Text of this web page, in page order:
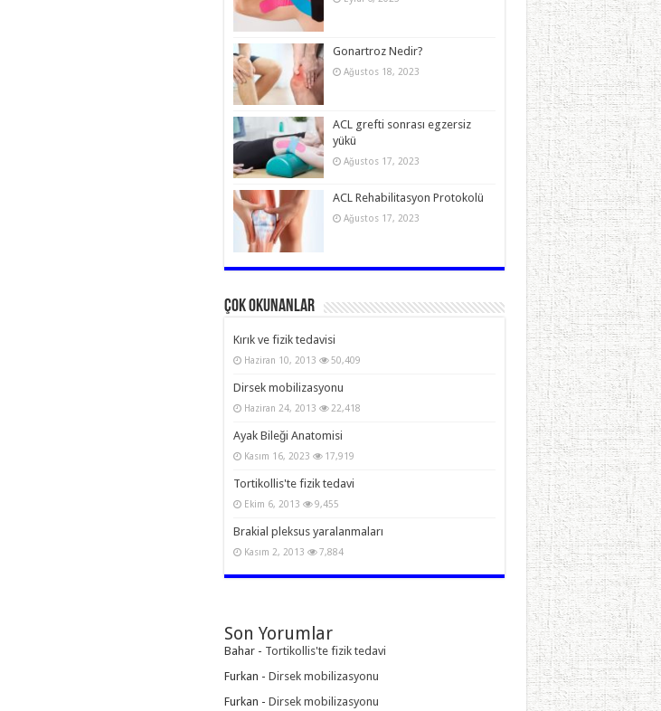
Gonartroz Nedir?
Ağustos 18, 2023
ACL grefti sonrası egzersiz
yükü
Ağustos 17, 2023
ACL Rehabilitasyon Protokolü
Ağustos 17, 2023
Çok Okunanlar
Kırık ve fizik tedavisi
Haziran 10, 2013 50,409
Dirsek mobilizasyonu
Haziran 24, 2013 22,418
Ayak Bileği Anatomisi
Kasım 16, 2023 17,919
Tortikollis'te fizik tedavi
Ekim 6, 2013 9,455
Brakial pleksus yaralanmaları
Kasım 2, 2013 7,884
Son Yorumlar
Bahar- Tortikollis'te fizik tedavi
Furkan - Dirsek mobilizasyonu
Furkan - Dirsek mobilizasyonu